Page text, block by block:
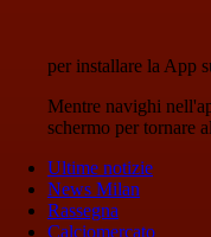
per installare la App
Mentre navighi
schermo per tornare
Ultime notizie
News Milan
Rassegna
Calciomercato